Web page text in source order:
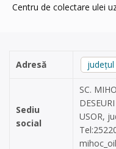
Centru de colectare ulei
Adresă
Sediu
social
SC.
USOR,